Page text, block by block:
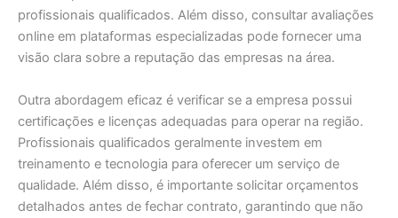
profissionais qualificados. Além disso, consultar avaliações
online em plataformas especializadas pode fornecer uma
visão clara sobre a reputação das empresas na área.
Outra abordagem eficaz é verificar se a empresa possui
certificações e licenças adequadas para operar na região.
Profissionais qualificados geralmente investem em
treinamento e tecnologia para oferecer um serviço de
qualidade. Além disso, é importante solicitar orçamentos
detalhados antes de fechar contrato, garantindo que não